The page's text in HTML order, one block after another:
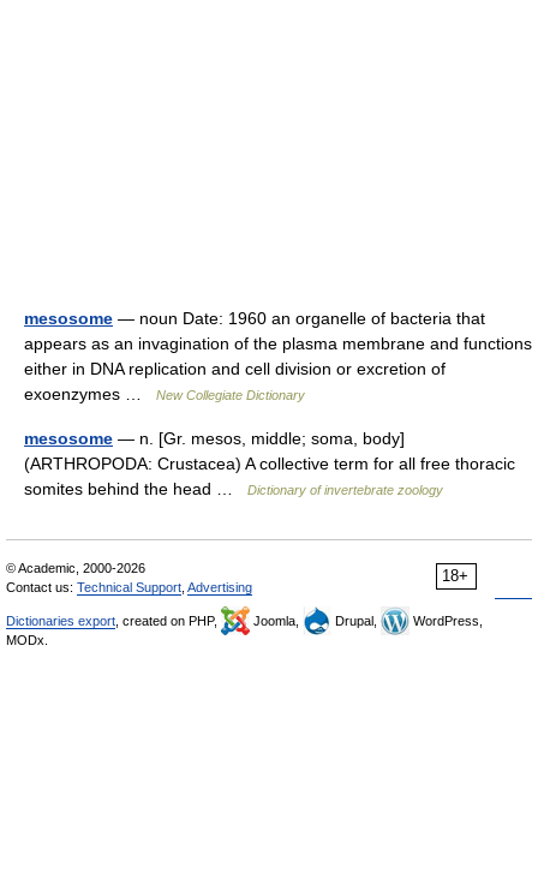
mesosome — noun Date: 1960 an organelle of bacteria that
appears as an invagination of the plasma membrane and functions
either in DNA replication and cell division or excretion of
exoenzymes …
New Collegiate Dictionary
mesosome — n. [Gr. mesos, middle; soma, body]
(ARTHROPODA: Crustacea) A collective term for all free thoracic
somites behind the head …
Dictionary of invertebrate zoology
18+
© Academic, 2000-2026
Contact us: Technical Support Advertising
Dictionaries export , created on PHP, Joomla, Drupal,
WordPress,
MODx.